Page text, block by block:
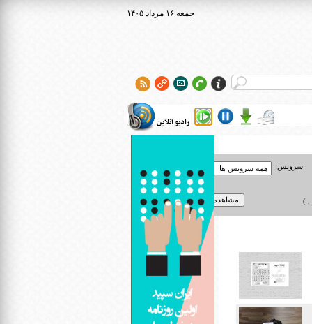
۱۴۰۵ جمعه ۱۶ مرداد
رادیو آنلاین
سرویس:
, )